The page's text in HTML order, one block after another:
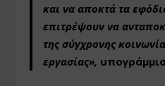
και να αποκτά τα
επιτρέψουν να
της σύγχρονης
εργασίας»,